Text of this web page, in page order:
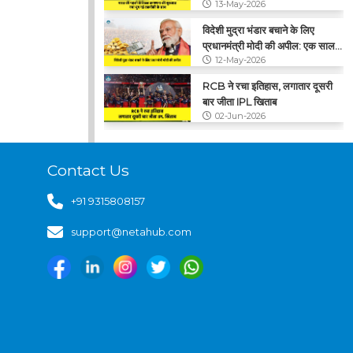
13-May-2026
विदेशी मुद्रा भंडार बचाने के लिए
प्रधानमंत्री मोदी की अपील: एक साल
तक सोना न खरीदें
12-May-2026
RCB ने रचा इतिहास, लगातार दूसरी
बार जीता IPL खिताब
02-Jun-2026
CNG के कीमतों में फिर बढ़ोतरी, ₹2
Contact Us
+91 9315808157
support@netahub.com